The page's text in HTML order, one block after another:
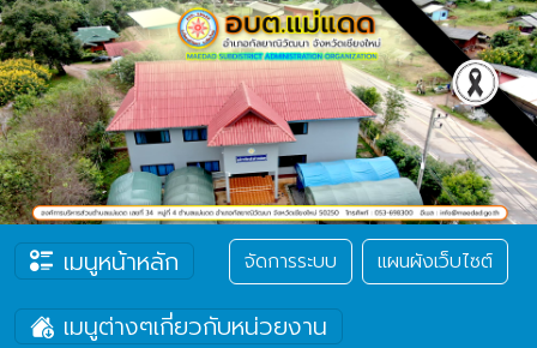
เมนูหน้าหลัก จัดการระบบ แผนผังเว็บไซต์
เมนูต่างๆเกี่ยวกับหน่วยงาน